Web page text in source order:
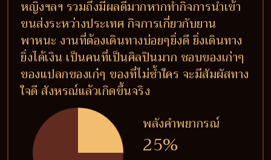
หญิงฯลฯ รวมถึงมีผลดีมากหากทำกิจการนำเข้า
ขนส่งระหว่างประเทศ กิจการเกี่ยวกับยาน
พาหนะ งานที่ต้องเดินทางบ่อยๆยิ่งดี ยิ่งเดินทาง
ยิ่งได้เงิน เป็นคนที่เป็นศิลปินมาก ชอบของเก่าๆ
ของแปลกของเก๋ๆ ของที่ไม่ซ้ำใคร จะมีสัมผัสทาง
ใจดี สังหรณ์แล้วเกิดขึ้นจริง
พลังคำพยากรณ์
25%